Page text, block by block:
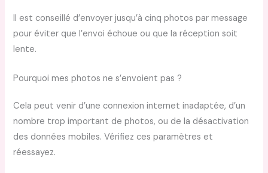
Il est conseillé d’envoyer jusqu’à cinq photos par message
pour éviter que l’envoi échoue ou que la réception soit
lente.
Pourquoi mes photos ne s’envoient pas ?
Cela peut venir d’une connexion internet inadaptée, d’un
nombre trop important de photos, ou de la désactivation
des données mobiles. Vérifiez ces paramètres et
réessayez.